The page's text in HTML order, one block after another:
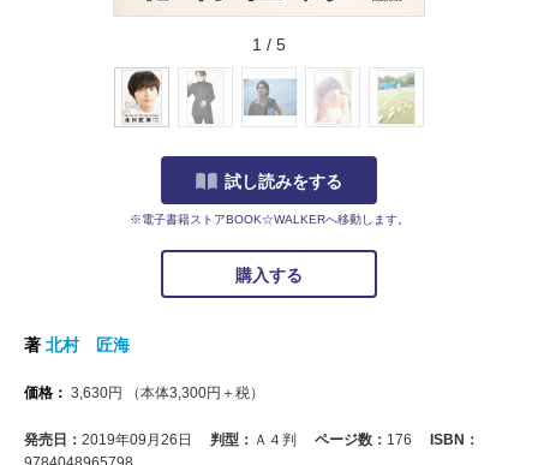
1 / 5
試し読みをする
※電子書籍ストアBOOK☆WALKERへ移動します。
購入する
著 北村 匠海
価格： 3,630円 （本体3,300円＋税）
発売日： 2019年09月26日 判型： Ａ４判 ページ数： 176
ISBN：